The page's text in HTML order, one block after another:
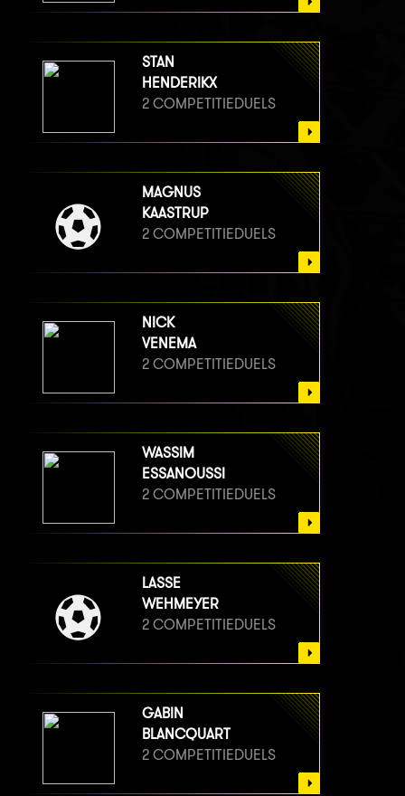
STAN
HENDERIKX
2 COMPETITIEDUELS
MAGNUS
KAASTRUP
2 COMPETITIEDUELS
NICK
VENEMA
2 COMPETITIEDUELS
WASSIM
ESSANOUSSI
2 COMPETITIEDUELS
LASSE
WEHMEYER
2 COMPETITIEDUELS
GABIN
BLANCQUART
2 COMPETITIEDUELS